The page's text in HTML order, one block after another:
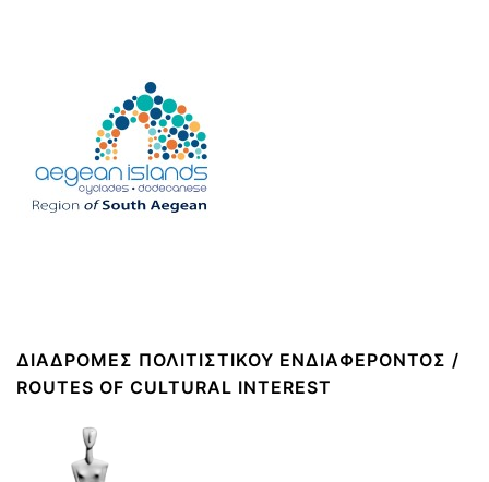
ΔΙΑΔΡΟΜΈΣ ΠΟΛΙΤΙΣΤΙΚΟΎ ΕΝΔΙΑΦΈΡΟΝΤΟΣ /
ROUTES OF CULTURAL INTEREST